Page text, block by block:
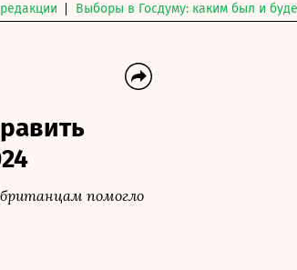
Выборы в Госдуму: каким был и
помогло